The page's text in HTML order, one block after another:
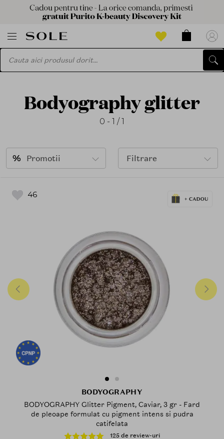
Bodyography glitter
0 - 1 / 1
Promotii Filtrare
46
BODYOGRAPHY
BODYOGRAPHY Glitter Pigment, Caviar, 3 gr - Fard
de pleoape formulat cu pigment intens si pudra
catifelata
125 de review-uri